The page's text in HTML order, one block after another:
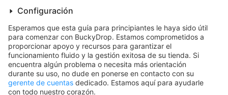
Configuración
Esperamos que esta guía para principiantes le haya sido útil
para comenzar con BuckyDrop. Estamos comprometidos a
proporcionar apoyo y recursos para garantizar el
funcionamiento fluido y la gestión exitosa de su tienda. Si
encuentra algún problema o necesita más orientación
durante su uso, no dude en ponerse en contacto con su
gerente de cuentas dedicado. Estamos aquí para ayudarle
con todo nuestro corazón.